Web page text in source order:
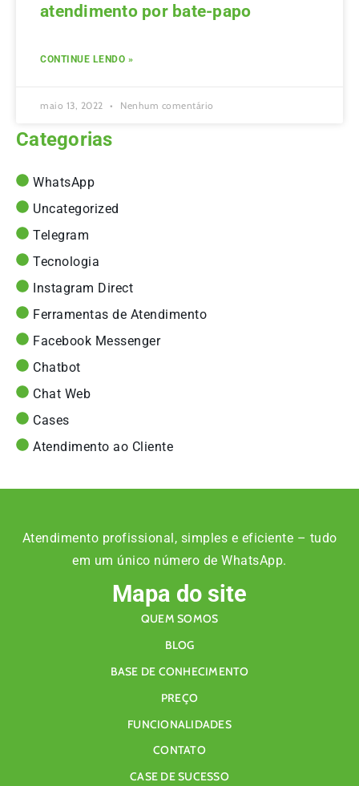
atendimento por bate-papo
CONTINUE LENDO »
maio 13, 2022 Nenhum comentário
Categorias
WhatsApp
Uncategorized
Telegram
Tecnologia
Instagram Direct
Ferramentas de Atendimento
Facebook Messenger
Chatbot
Chat Web
Cases
Atendimento ao Cliente
Atendimento profissional, simples e eficiente – tudo
em um único número de WhatsApp.
Mapa do site
QUEM SOMOS
BLOG
BASE DE CONHECIMENTO
PREÇO
FUNCIONALIDADES
CONTATO
CASE DE SUCESSO